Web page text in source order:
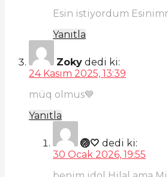
Esin istiyordum
Yanıtla
Zoky dedi ki:
24 Kasım 2025, 13:39
müq olmus💙
Yanıtla
🏐🤍 dedi ki:
30 Ocak 2026, 19:55